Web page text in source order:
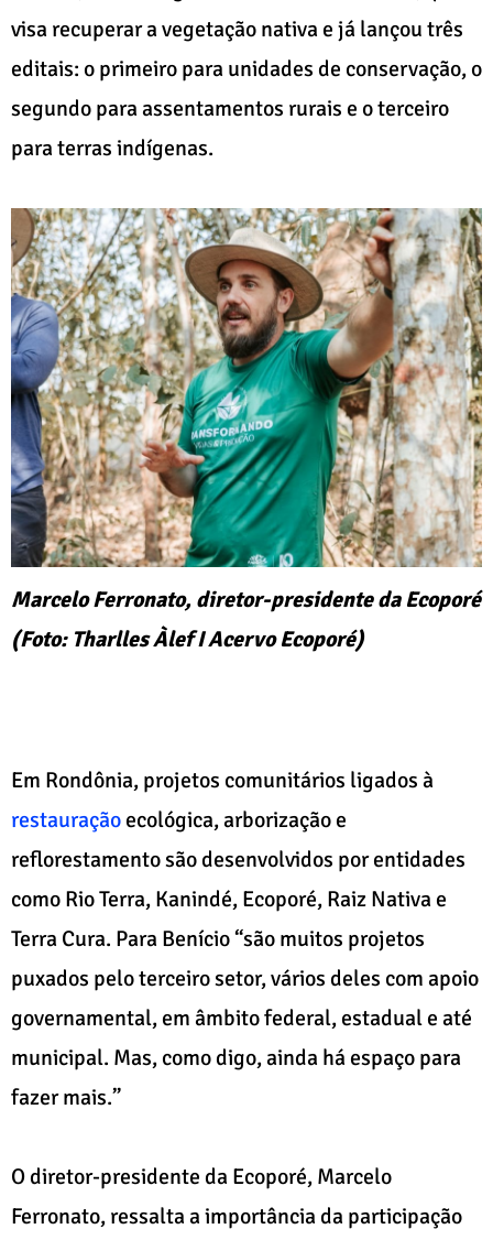
visa recuperar a vegetação nativa e já lançou três
editais: o primeiro para unidades de conservação, o
segundo para assentamentos rurais e o terceiro
para terras indígenas.
Marcelo Ferronato, diretor-presidente da Ecoporé
(Foto: Tharlles Àlef I Acervo Ecoporé)
Em Rondônia, projetos comunitários ligados à
restauração ecológica, arborização e
reflorestamento são desenvolvidos por entidades
como Rio Terra, Kanindé, Ecoporé, Raiz Nativa e
Terra Cura. Para Benício “são muitos projetos
puxados pelo terceiro setor, vários deles com apoio
governamental, em âmbito federal, estadual e até
municipal. Mas, como digo, ainda há espaço para
fazer mais.”
O diretor-presidente da Ecoporé, Marcelo
Ferronato, ressalta a importância da participação